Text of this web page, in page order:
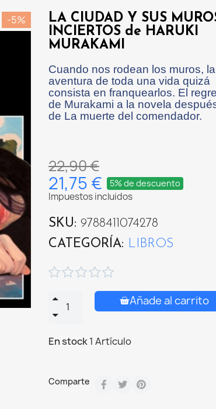
-5%
LA CIUDAD Y SUS
INCIERTOS de HARUKI
MURAKAMI
Cuando nos rodean los muros, la
aventura de toda una vida quizá
consista en franquearlos. El
de Murakami a la novela
de La muerte del comendador.
22,90 €
21,75 € 5% de descuento
Impuestos incluidos
SKU
9788411074278
CATEGORÍA
LIBROS

Añade al carrito
En stock1 Artículo
Comparte